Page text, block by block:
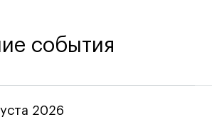
события
2026